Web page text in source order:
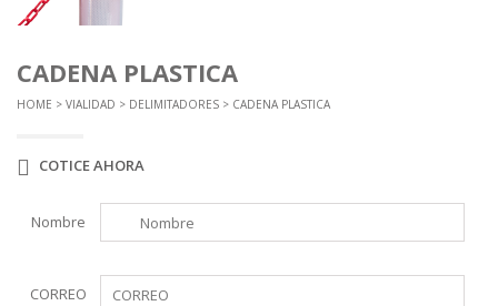
CADENA PLASTICA
HOME > VIALIDAD > DELIMITADORES > CADENA PLASTICA
COTICE AHORA
Nombre
CORREO